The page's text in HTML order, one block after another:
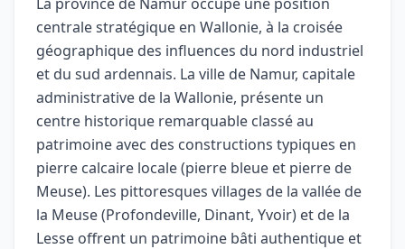
centrale stratégique en Wallonie, à la croisée
géographique des influences du nord industriel
et du sud ardennais. La ville de Namur, capitale
administrative de la Wallonie, présente un
centre historique remarquable classé au
patrimoine avec des constructions typiques en
pierre calcaire locale (pierre bleue et pierre de
Meuse). Les pittoresques villages de la vallée de
la Meuse (Profondeville, Dinant, Yvoir) et de la
Lesse offrent un patrimoine bâti authentique et